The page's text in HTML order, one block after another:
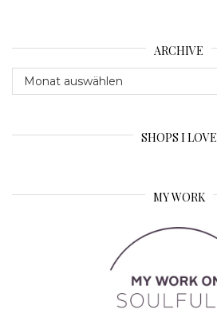
ARCHIVE
Archive
SHOPS I LOVE
MY WORK